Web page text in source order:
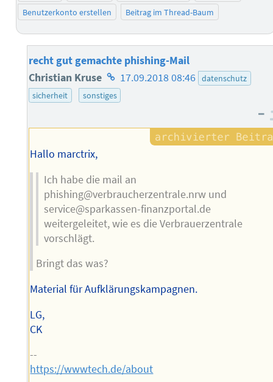
Benutzerkonto erstellen
Beitrag im Thread-Baum
recht gut gemachte phishing-Mail
Christian Kruse Homepage
des
17.09.2018 08:46 datenschutz
sicherheit
sonstiges
–
Hallo marctrix,
Ich habe die mail an
phishing@verbraucherzentrale.nrw und
service@sparkassen-finanzportal.de
weitergeleitet, wie es die Verbrauerzentrale
vorschlägt.
Bringt das was?
Material für Aufklärungskampagnen.
LG,
CK
--
https://wwwtech.de/about